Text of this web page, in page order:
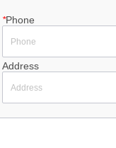
*Phone
Address